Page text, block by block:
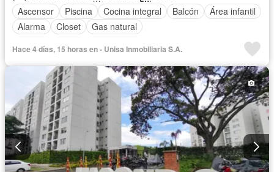
Ascensor
Piscina Cocina integral Balcón
Área infantil
Alarma
Closet Gas natural
Hace 4 días, 15 horas en - Unisa Inmobiliaria S.A.